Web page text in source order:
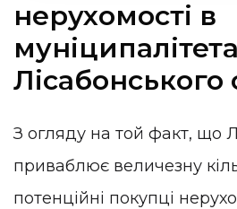
нерухомості в
Лісабонського
З огляду на той факт, що
приваблює величезну
потенційні покупці